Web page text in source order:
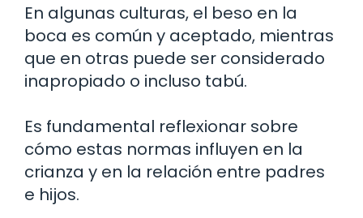
En algunas culturas, el beso en la
boca es común y aceptado, mientras
que en otras puede ser considerado
inapropiado o incluso tabú.
Es fundamental reflexionar sobre
cómo estas normas influyen en la
crianza y en la relación entre padres
e hijos.